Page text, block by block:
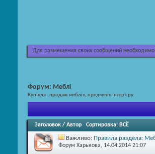
Для размещения своих сообщений необходимо
Форум: Меблі
Купівля - продаж меблів, предметів інтер'єру
Заголовок / Автор Сортировка: ВСЁ
Важливо: Правила раздела:
Форум Харькова, 14.04.2014 21:07